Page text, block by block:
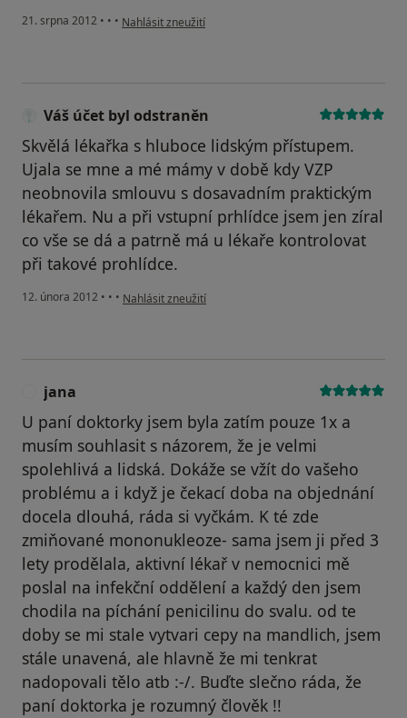
21. srpna 2012 • • • podle názoru uživatele Váš účet byl odstraněn
Nahlásit zneužití
Váš účet byl odstraněn
Skvělá lékařka s hluboce lidským přístupem.
Ujala se mne a mé mámy v době kdy VZP
neobnovila smlouvu s dosavadním praktickým
lékařem. Nu a při vstupní prhlídce jsem jen zíral
co vše se dá a patrně má u lékaře kontrolovat
při takové prohlídce.
12. února 2012 • • • podle názoru uživatele Váš účet byl odstraněn
Nahlásit zneužití
jana
U paní doktorky jsem byla zatím pouze 1x a
musím souhlasit s názorem, že je velmi
spolehlivá a lidská. Dokáže se vžít do vašeho
problému a i když je čekací doba na objednání
docela dlouhá, ráda si vyčkám. K té zde
zmiňované mononukleoze- sama jsem ji před 3
lety prodělala, aktivní lékař v nemocnici mě
poslal na infekční oddělení a každý den jsem
chodila na píchání penicilinu do svalu. od te
doby se mi stale vytvari cepy na mandlich, jsem
stále unavená, ale hlavně že mi tenkrat
nadopovali tělo atb :-/. Buďte slečno ráda, že
paní doktorka je rozumný člověk !!